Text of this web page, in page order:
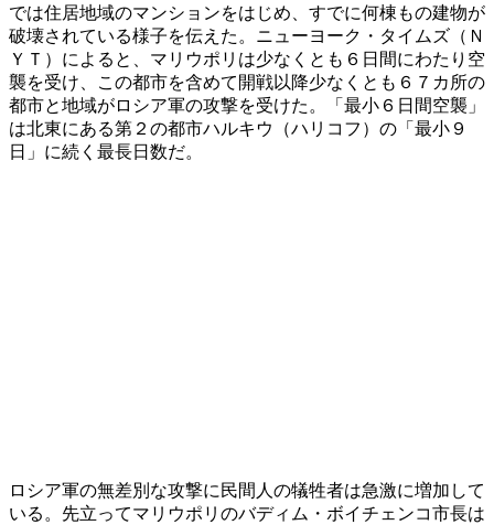
では住居地域のマンションをはじめ、すでに何棟もの建物が
破壊されている様子を伝えた。ニューヨーク・タイムズ（Ｎ
ＹＴ）によると、マリウポリは少なくとも６日間にわたり空
襲を受け、この都市を含めて開戦以降少なくとも６７カ所の
都市と地域がロシア軍の攻撃を受けた。「最小６日間空襲」
は北東にある第２の都市ハルキウ（ハリコフ）の「最小９
日」に続く最長日数だ。
ロシア軍の無差別な攻撃に民間人の犠牲者は急激に増加して
いる。先立ってマリウポリのバディム・ボイチェンコ市長は